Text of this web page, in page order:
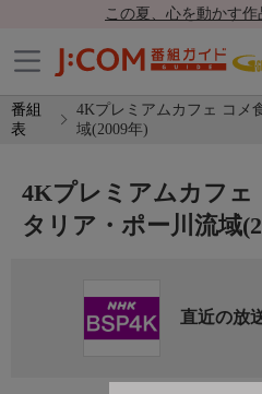
この夏、心を動かす
番組
表
4Kプレミアムカフェ コメ
域(2009年)
4Kプレミアムカフェ
タリア・ポー川流域
直近の放